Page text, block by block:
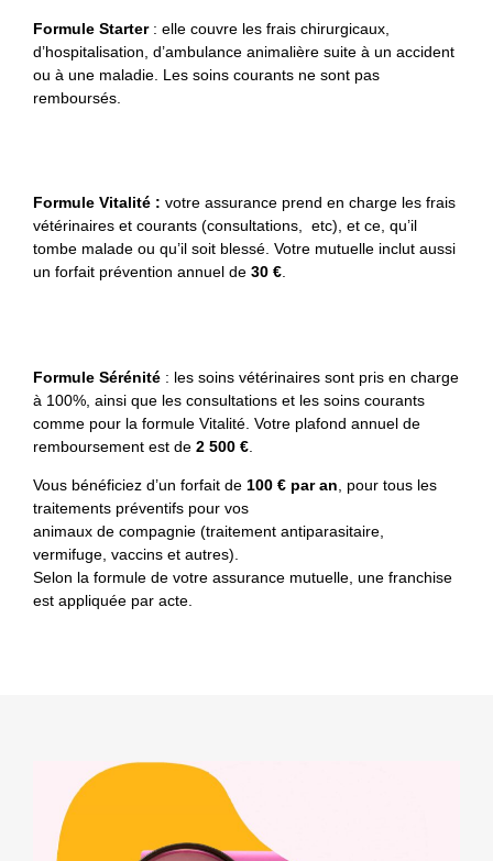
Formule Starter: elle couvre les frais chirurgicaux,
d’hospitalisation, d’ambulance animalière suite à un accident
ou à une maladie. Les soins courants ne sont pas
remboursés.
Formule Vitalité : votre assurance prend en charge les frais
vétérinaires et courants (consultations, etc), et ce, qu’il
tombe malade ou qu’il soit blessé. Votre mutuelle inclut aussi
un forfait prévention annuel de 30 €.
Formule Sérénité : les soins vétérinaires sont pris en charge
à 100%, ainsi que les consultations et les soins courants
comme pour la formule Vitalité. Votre plafond annuel de
remboursement est de 2 500 €
Vous bénéficiez d’un forfait de 100 € par an , pour tous les
traitements préventifs pour vos
animaux de compagnie (traitement antiparasitaire,
vermifuge, vaccins et autres).
Selon la formule de votre assurance mutuelle, une franchise
est appliquée par acte.